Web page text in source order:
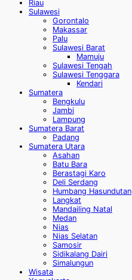
Riau
Sulawesi
Gorontalo
Makassar
Palu
Sulawesi Barat
Mamuju
Sulawesi Tengah
Sulawesi Tenggara
Kendari
Sumatera
Bengkulu
Jambi
Lampung
Sumatera Barat
Padang
Sumatera Utara
Asahan
Batu Bara
Berastagi Karo
Deli Serdang
Humbang Hasundutan
Langkat
Mandailing Natal
Medan
Nias
Nias Selatan
Samosir
Sidikalang Dairi
Simalungun
Wisata